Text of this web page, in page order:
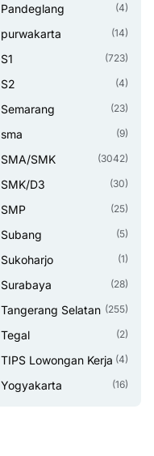
Pandeglang (4)
purwakarta (14)
S1 (723)
S2 (4)
Semarang (23)
sma (9)
SMA/SMK (3042)
SMK/D3 (30)
SMP (25)
Subang (5)
Sukoharjo (1)
Surabaya (28)
Tangerang Selatan (255)
Tegal (2)
TIPS Lowongan Kerja (4)
Yogyakarta (16)